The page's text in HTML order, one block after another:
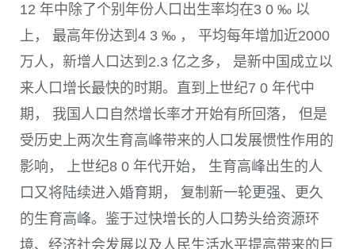
12 年中除了个别年份人口出生率均在3 0 ‰ 以
上， 最高年份达到 4 3 ‰ ， 平均每年增加近2000
万人，新增人口达到 2.3 亿之多， 是新中国成立以
来人口增长最快的时期。直到上世纪7 0 年代中
期， 我国人口自然增长率才开始有所回落， 但是
受历史上两次生育高峰带来的人口发展惯性作用的
影响， 上世纪8 0 年代开始， 生育高峰出生的人
口又将陆续进入婚育期， 复制新一轮更强、更久
的生育高峰。鉴于过快增长的人口势头给资源环
境、经济社会发展以及人民生活水平提高带来的巨